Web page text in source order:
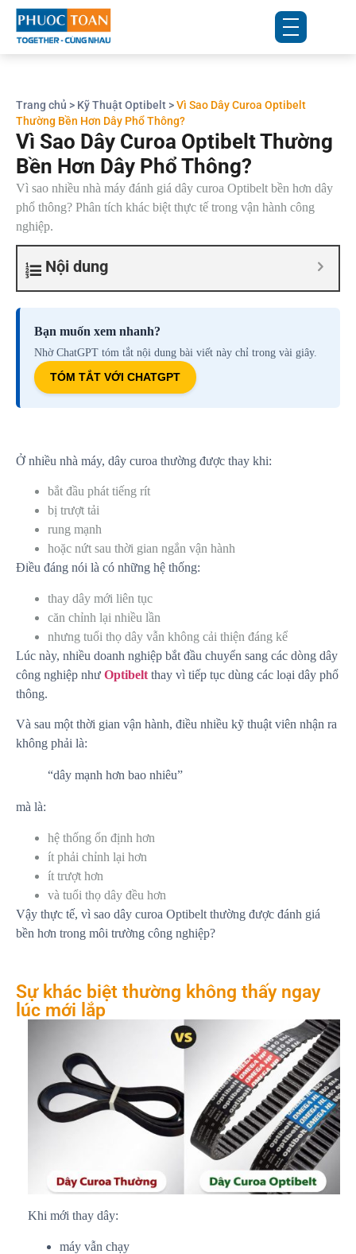
Trang chủ > Kỹ Thuật Optibelt >Vì Sao Dây Curoa Optibelt
Thường Bền Hơn Dây Phổ Thông?
Vì Sao Dây Curoa Optibelt Thường
Bền Hơn Dây Phổ Thông?
Vì sao nhiều nhà máy đánh giá dây curoa Optibelt bền hơn dây
phổ thông? Phân tích khác biệt thực tế trong vận hành công
nghiệp.
Nội dung
Bạn muốn xem nhanh?
Nhờ ChatGPT tóm tắt nội dung bài viết này chỉ trong vài giây.
TÓM TẮT VỚI CHATGPT
Ở nhiều nhà máy, dây curoa thường được thay khi:
bắt đầu phát tiếng rít
bị trượt tải
rung mạnh
hoặc nứt sau thời gian ngắn vận hành
Điều đáng nói là có những hệ thống:
thay dây mới liên tục
căn chỉnh lại nhiều lần
nhưng tuổi thọ dây vẫn không cải thiện đáng kể
Lúc này, nhiều doanh nghiệp bắt đầu chuyển sang các dòng dây
công nghiệp như Optibelt thay vì tiếp tục dùng các loại dây phổ
thông.
Và sau một thời gian vận hành, điều nhiều kỹ thuật viên nhận ra
không phải là:
“dây mạnh hơn bao nhiêu”
mà là:
hệ thống ổn định hơn
ít phải chỉnh lại hơn
ít trượt hơn
và tuổi thọ dây đều hơn
Vậy thực tế, vì sao dây curoa Optibelt thường được đánh giá
bền hơn trong môi trường công nghiệp?
Sự khác biệt thường không thấy ngay
lúc mới lắp
Khi mới thay dây:
máy vẫn chạy